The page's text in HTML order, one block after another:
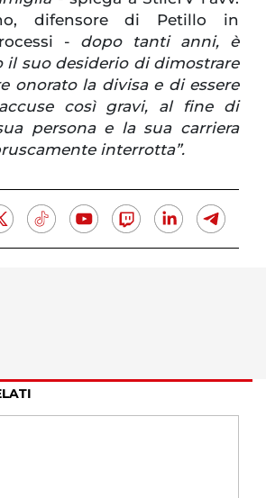
difensore di Petillo in
- dopo tanti anni, è
il suo desiderio di dimostrare
onorato la divisa e di essere
così gravi, al fine di
persona e la sua carriera
interrotta”.